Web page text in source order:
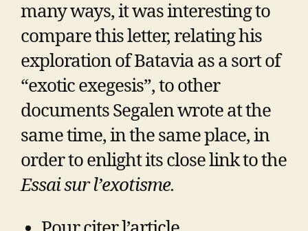
many ways, it was interesting to
compare this letter, relating his
exploration of Batavia as a sort of
“exotic exegesis”, to other
documents Segalen wrote at the
same time, in the same place, in
order to enlight its close link to the
Essai sur l’exotisme.